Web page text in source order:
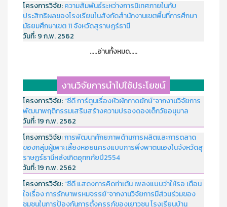
โครงการวิจัย:ความสัมพันธ์ระหว่างการนิเทศภายในกับ
ประสิทธิผลของโรงเรียนในสังกัดสำนักงานเขตพื้นที่การศึกษา
มัธยมศึกษาเขต 11 จังหวัดสุราษฎร์ธานี
วันที่:9 ก.พ. 2562
.....อ่านทั้งหมด.....
งานวิจัยการนำไปใช้ประโยชน์
โครงการวิจัย:“ซีดี การ์ตูนเรื่องหัวผักกาดยักษ์”จากงานวิจัยการ
พัฒนาพฤติกรรมเสริมสร้างความปรองดองเด็กวัยอนุบาล
วันที่:19 ก.พ. 2562
โครงการวิจัย:การพัฒนาศักยภาพด้านการผลิตและการตลาด
ของกลุ่มผู้เพาะเลี้ยงหอยแครงแบบการพึ่งพาตนเองในจังหวัดสุ
ราษฏร์ธานีหลังเกิดอุทกภัยปี2554
วันที่:19 ก.พ. 2562
โครงการวิจัย:“ซีดี แสดงการคิดท่าเต้น เพลงแบบว่าให้รอ เตือน
ใจเรื่อง การรักษาพรหมจรรย์”จากงานวิจัยการมีส่วนร่วมของ
ชุมชนในการป้องกันการตั้งครรภ์ของเยาวชน โรงเรียนบ้าน